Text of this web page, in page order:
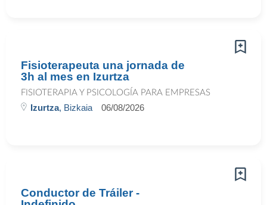
Fisioterapeuta una jornada de
3h al mes en Izurtza
FISIOTERAPIA Y PSICOLOGÍA PARA EMPRESAS
Izurtza, Bizkaia 06/08/2026
Conductor de Tráiler -